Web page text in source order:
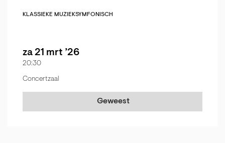
KLASSIEKE MUZIEKSYMFONISCH
za 21 mrt ’26
20:30
Concertzaal
Geweest